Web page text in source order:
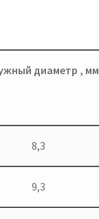
диаметр , мм
8,3
9,3